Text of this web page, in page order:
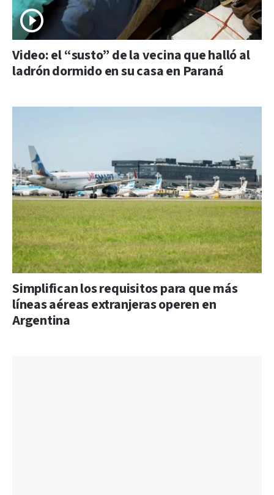
Video: el “susto” de la vecina que halló al
ladrón dormido en su casa en Paraná
Simplifican los requisitos para que más
líneas aéreas extranjeras operen en
Argentina